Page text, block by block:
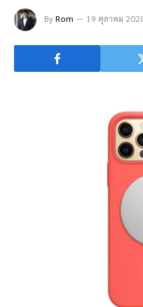
ByRom 19 ตุลาคม